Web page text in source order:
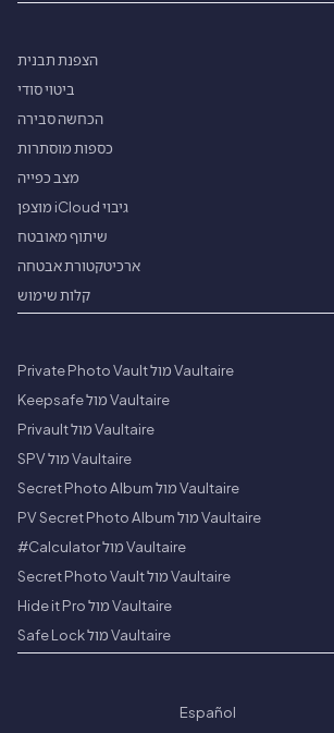
הצפנת תבנית
ביטוי סודי
הכחשה סבירה
כספות מוסתרות
מצב כפייה
גיבוי iCloud מוצפן
שיתוף מאובטח
ארכיטקטורת אבטחה
קלות שימוש
Vaultaire מול Private Photo Vault
Vaultaire מול Keepsafe
Vaultaire מול Privault
Vaultaire מול SPV
Vaultaire מול Secret Photo Album
Vaultaire מול PV Secret Photo Album
Vaultaire מול Calculator#
Vaultaire מול Secret Photo Vault
Vaultaire מול Hide it Pro
Vaultaire מול Safe Lock
Español